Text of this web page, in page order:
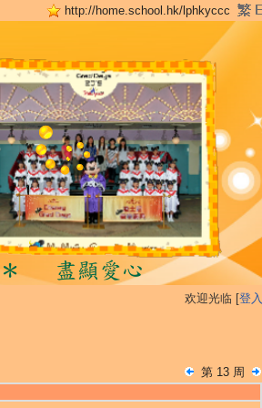
http://home.school.hk/lphkyccc
欢迎光临 [登入
第 13 周